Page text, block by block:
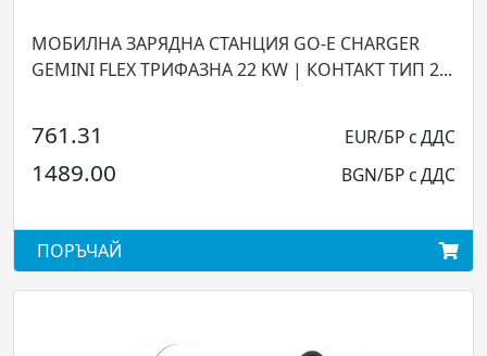
МОБИЛНА ЗАРЯДНА СТАНЦИЯ GO-E CHARGER
GEMINI FLEX ТРИФАЗНА 22 KW | КОНТАКТ ТИП 2...
761.31 EUR/БР с ДДС
1489.00 BGN/БР с ДДС
ПОРЪЧАЙ